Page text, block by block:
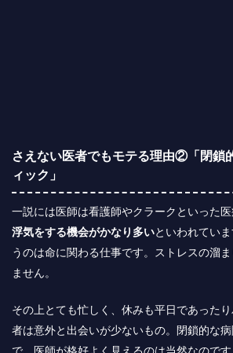
さえない医者でもモテる理由②「閉鎖
ィック」
一説には医師は看護師やクラークといった医
浮気をする機会がかなり多いといわれてい
うのは命に関わる仕事です。ストレスの溜
ません。
その上とても忙しく、休みも平日であった
者は意外と出会いが少ないもの。閉鎖的な